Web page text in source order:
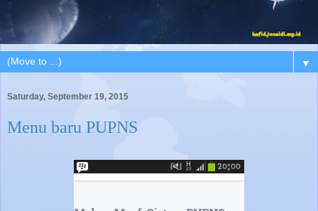
▼
Saturday, September 19, 2015
Menu baru PUPNS